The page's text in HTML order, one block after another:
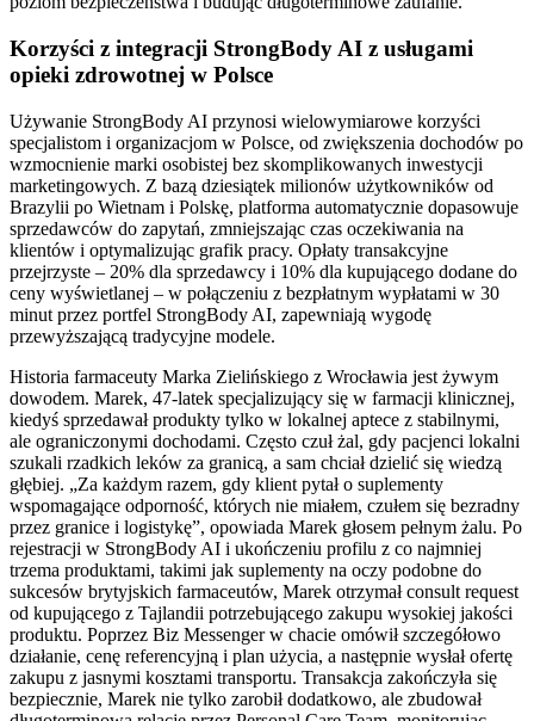
Korzyści z integracji StrongBody AI z usługami
opieki zdrowotnej w Polsce
Używanie StrongBody AI przynosi wielowymiarowe korzyści
specjalistom i organizacjom w Polsce, od zwiększenia dochodów po
wzmocnienie marki osobistej bez skomplikowanych inwestycji
marketingowych. Z bazą dziesiątek milionów użytkowników od
Brazylii po Wietnam i Polskę, platforma automatycznie dopasowuje
sprzedawców do zapytań, zmniejszając czas oczekiwania na
klientów i optymalizując grafik pracy. Opłaty transakcyjne
przejrzyste – 20% dla sprzedawcy i 10% dla kupującego dodane do
ceny wyświetlanej – w połączeniu z bezpłatnym wypłatami w 30
minut przez portfel StrongBody AI, zapewniają wygodę
przewyższającą tradycyjne modele.
Historia farmaceuty Marka Zielińskiego z Wrocławia jest żywym
dowodem. Marek, 47-latek specjalizujący się w farmacji klinicznej,
kiedyś sprzedawał produkty tylko w lokalnej aptece z stabilnymi,
ale ograniczonymi dochodami. Często czuł żal, gdy pacjenci lokalni
szukali rzadkich leków za granicą, a sam chciał dzielić się wiedzą
głębiej. „Za każdym razem, gdy klient pytał o suplementy
wspomagające odporność, których nie miałem, czułem się bezradny
przez granice i logistykę”, opowiada Marek głosem pełnym żalu. Po
rejestracji w StrongBody AI i ukończeniu profilu z co najmniej
trzema produktami, takimi jak suplementy na oczy podobne do
sukcesów brytyjskich farmaceutów, Marek otrzymał consult request
od kupującego z Tajlandii potrzebującego zakupu wysokiej jakości
produktu. Poprzez Biz Messenger w chacie omówił szczegółowo
działanie, cenę referencyjną i plan użycia, a następnie wysłał ofertę
zakupu z jasnymi kosztami transportu. Transakcja zakończyła się
bezpiecznie, Marek nie tylko zarobił dodatkowo, ale zbudował